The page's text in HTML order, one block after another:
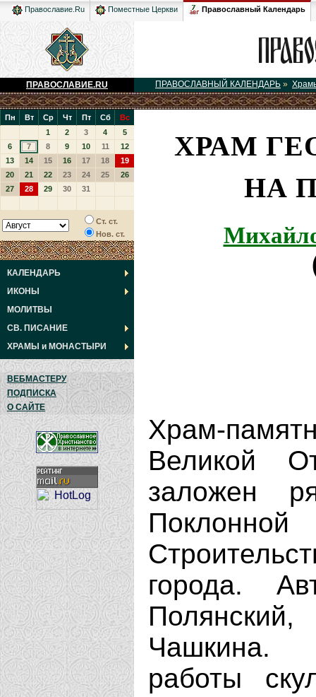
Православие.Ru Поместные Церкви Православный Календарь
ПРАВОСЛАВИЕ.RU ПРАВОСЛАВНЫЙ КАЛЕНДАРЬ »
Пн Вт Ср Чт Пт Сб
Вс
1
2 3 4
5
6
7 8 9 10 11
12
13
14 15 16 17 18
19
20
21 22 23 24 25
26
27
28 29 30 31
Ст. ст.
Нов. ст.
КАЛЕНДАРЬ
ИКОНЫ
МОЛИТВЫ
СВ. ПИСАНИЕ
ХРАМЫ и МОНАСТЫРИ
ВЕБМАСТЕРУ
ПОДПИСКА
О САЙТЕ
ХРАМ
НА
Храм-
Великой
заложен
города.
Чашкина.
работы